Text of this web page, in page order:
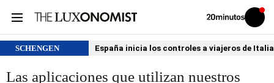
Volver
Iniciar
sesión
SCHENGEN España inicia los controles a viajeros de
Las aplicaciones que utilizan nuestros